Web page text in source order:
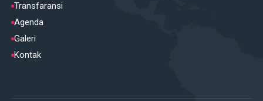
Transfaransi
Agenda
Galeri
Kontak